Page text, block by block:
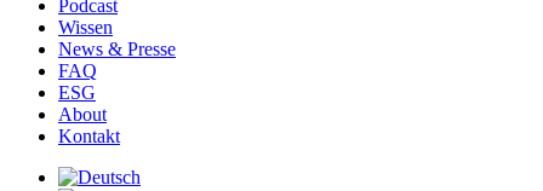
Podcast
Wissen
News & Presse
FAQ
ESG
About
Kontakt